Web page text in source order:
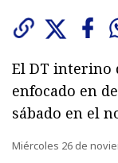
El DT interino
enfocado en
sábado en el
Miércoles 26 de